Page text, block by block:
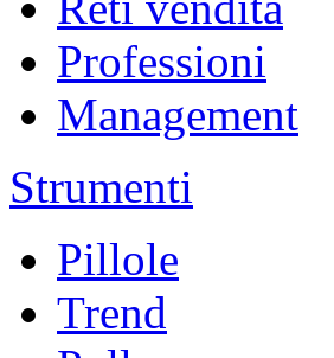
Professioni
Management
Strumenti
Pillole
Trend